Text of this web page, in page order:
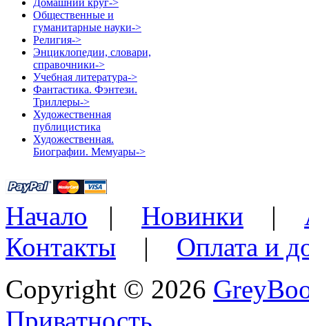
Домашний круг->
Общественные и
гуманитарные науки->
Религия->
Энциклопедии, словари,
справочники->
Учебная литература->
Фантастика. Фэнтези.
Триллеры->
Художественная
публицистика
Художественная.
Биографии. Мемуары->
Начало | Новинки |
Контакты | Оплата и
Copyright © 2026